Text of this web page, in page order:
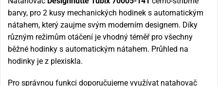
barvy, pro 2 kusy mechanických hodinek s automatickým
nátahem, který zaujme svým moderním designem. Díky
různým režimům otáčení je vhodný téměř pro všechny
běžné hodinky s automatickým nátahem. Průhled na
hodinky je z plexiskla.
Pro správnou funkci doporučujeme využívat natahovač